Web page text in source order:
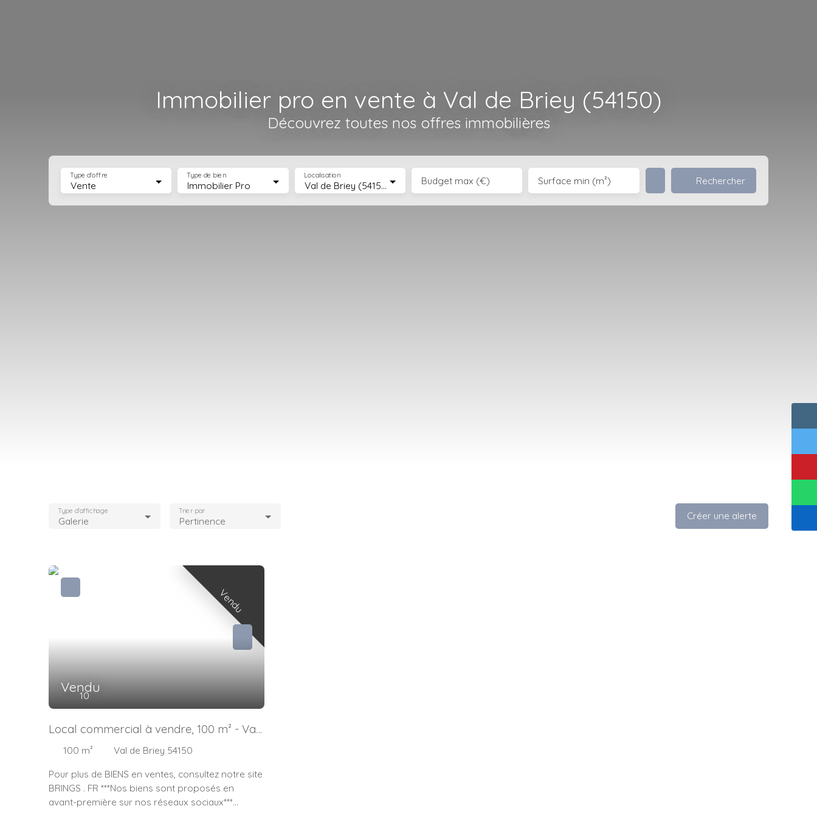
Immobilier pro en vente à Val de Briey (54150)
Découvrez toutes nos offres immobilières
Vente
Type d'offre
Immobilier Pro
Type de bien
Val de Briey (54150)
Localisation Budget max (€) Surface min (m²) Rechercher
Galerie
Type d'affichage
Pertinence
Trier par Créer une alerte
Vendu
Vendu
10
Local commercial à vendre, 100 m² - Val
de Briey 54150
100 m²
Val de Briey 54150
Pour plus de BIENS en ventes, consultez notre site
BRINGS . FR ***Nos biens sont proposés en
avant-première sur nos réseaux sociaux***